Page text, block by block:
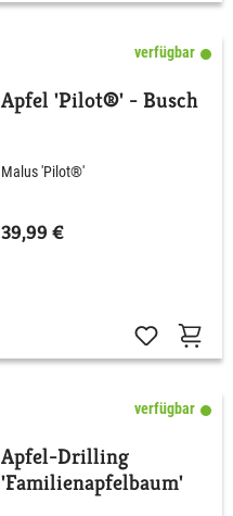
verfügbar
Apfel 'Pilot®' - Busch
Malus 'Pilot®'
39,99 €
verfügbar
Apfel-Drilling
'Familienapfelbaum'